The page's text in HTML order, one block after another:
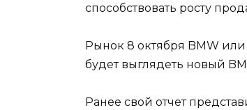
способствовать росту
Рынок 8 октября BMW
будет выглядеть новый
Ранее свой отчет